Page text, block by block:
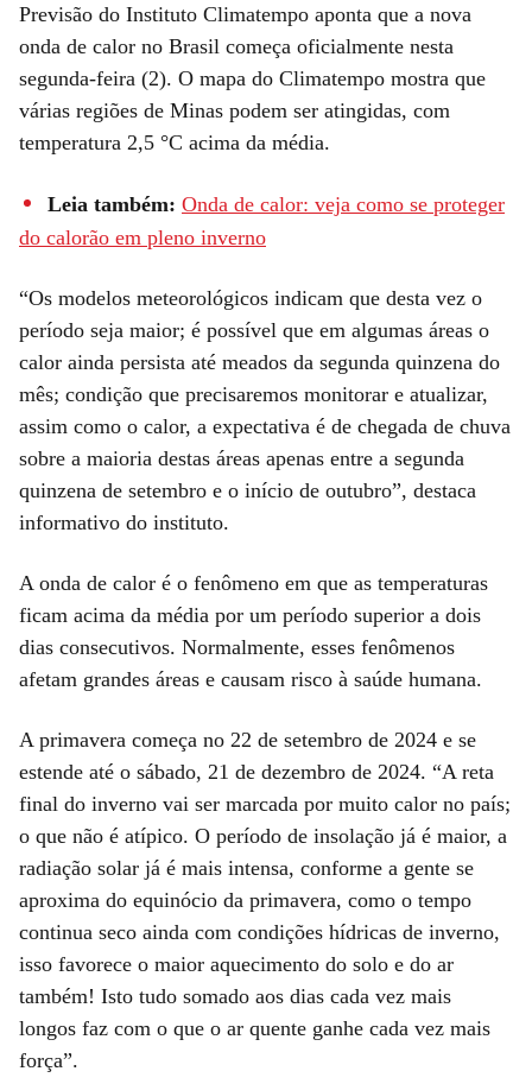
Previsão do Instituto Climatempo aponta que a nova
onda de calor no Brasil começa oficialmente nesta
segunda-feira (2). O mapa do Climatempo mostra que
várias regiões de Minas podem ser atingidas, com
temperatura 2,5 °C acima da média.
Leia também: Onda de calor: veja como se proteger
do calorão em pleno inverno
“Os modelos meteorológicos indicam que desta vez o
período seja maior; é possível que em algumas áreas o
calor ainda persista até meados da segunda quinzena do
mês; condição que precisaremos monitorar e atualizar,
assim como o calor, a expectativa é de chegada de chuva
sobre a maioria destas áreas apenas entre a segunda
quinzena de setembro e o início de outubro”, destaca
informativo do instituto.
A onda de calor é o fenômeno em que as temperaturas
ficam acima da média por um período superior a dois
dias consecutivos. Normalmente, esses fenômenos
afetam grandes áreas e causam risco à saúde humana.
A primavera começa no 22 de setembro de 2024 e se
estende até o sábado, 21 de dezembro de 2024. “A reta
final do inverno vai ser marcada por muito calor no país;
o que não é atípico. O período de insolação já é maior, a
radiação solar já é mais intensa, conforme a gente se
aproxima do equinócio da primavera, como o tempo
continua seco ainda com condições hídricas de inverno,
isso favorece o maior aquecimento do solo e do ar
também! Isto tudo somado aos dias cada vez mais
longos faz com o que o ar quente ganhe cada vez mais
força”.